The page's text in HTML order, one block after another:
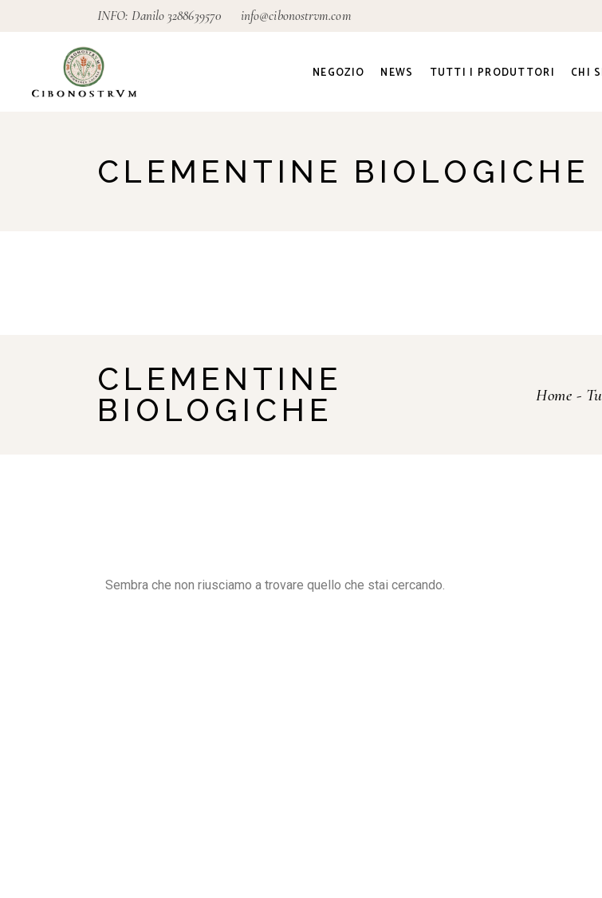
INFO: Danilo 3288639570 info@cibonostrvm.com
NEGOZIO
Artigianato Sociale
NEWS TUTTI I PRODUTTORI CHI
CLEMENTINE BIOLOGICHE
CLEMENTINE
BIOLOGICHE
Home -
Sembra che non riusciamo a trovare quello che stai cercando.